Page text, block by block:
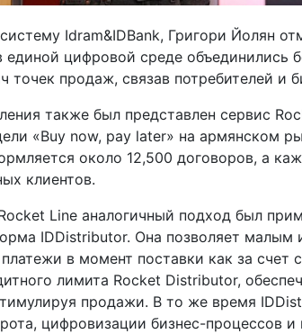
Idram&IDBank, Григори Йолян
единой цифровой среде объединились
точек продаж, связав потребителей и
также был представлен сервис
«Buy now, pay later» на армянском
около 12,500 договоров, а
клиентов.
Line аналогичный подход был
IDDistributor. Она позволяет малым
в момент поставки как за счет
лимита Rocket Distributor,
продажи. В то же время
цифровизации бизнес-процессов